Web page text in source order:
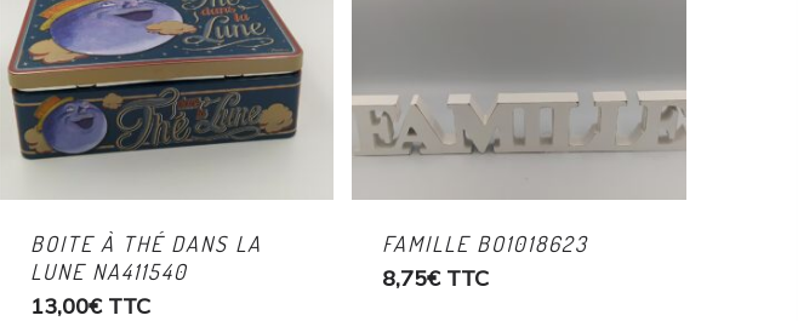
BOITE À THÉ DANS LA
LUNE NA411540
13,00€ TTC
FAMILLE BO1018623
8,75€ TTC